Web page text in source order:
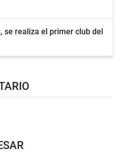
se realiza el primer club del